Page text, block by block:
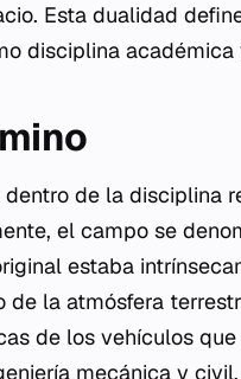
Esta dualidad
disciplina académica
de la disciplina
el campo se
estaba
la atmósfera
de los vehículos
mecánica y civil.